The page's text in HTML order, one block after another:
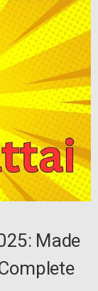
Made